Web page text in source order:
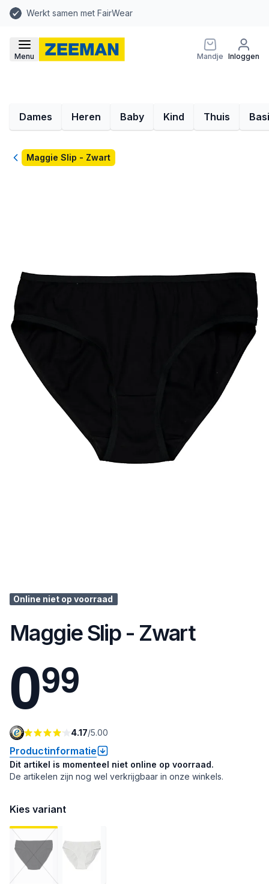
Werkt samen met FairWear
Menu Mandje Inloggen
Dames Heren Baby Kind Thuis
TerugMaggie Slip - Zwart
Online niet op voorraad
Maggie Slip - Zwart
099
4.17/5.00
Productinformatie
Dit artikel is momenteel niet online op voorraad.
De artikelen zijn nog wel verkrijgbaar in onze winkels.
Kies variant